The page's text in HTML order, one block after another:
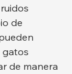
de
gatos
de manera